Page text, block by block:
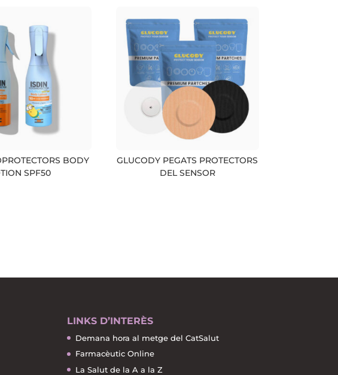
BODY
SPF50
GLUCODY PEGATS PROTECTORS
DEL SENSOR
LINKS D’INTERÈS
Demana hora al metge del CatSalut
Farmacèutic Online
La Salut de la A a la Z